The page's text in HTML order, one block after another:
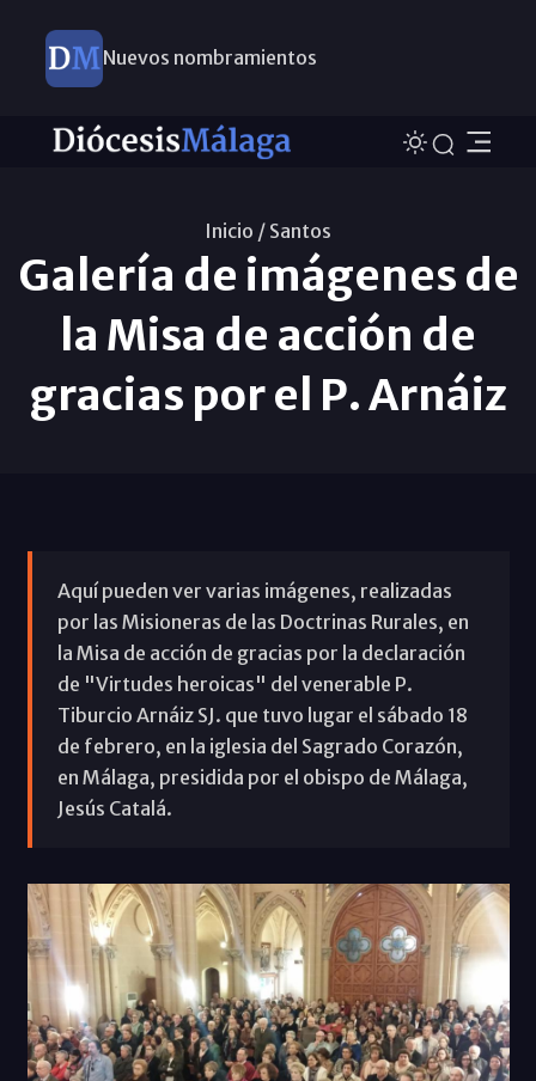
Nuevos nombramientos
Inicio / Santos
Galería de imágenes de
la Misa de acción de
gracias por el P. Arnáiz
Aquí pueden ver varias imágenes, realizadas
por las Misioneras de las Doctrinas Rurales, en
la Misa de acción de gracias por la declaración
de "Virtudes heroicas" del venerable P.
Tiburcio Arnáiz SJ. que tuvo lugar el sábado 18
de febrero, en la iglesia del Sagrado Corazón,
en Málaga, presidida por el obispo de Málaga,
Jesús Catalá.